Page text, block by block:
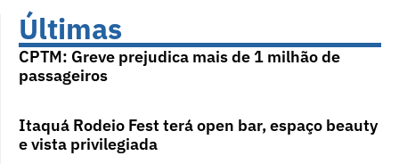
Últimas
CPTM: Greve prejudica mais de 1 milhão de
passageiros
Itaquá Rodeio Fest terá open bar, espaço beauty
e vista privilegiada